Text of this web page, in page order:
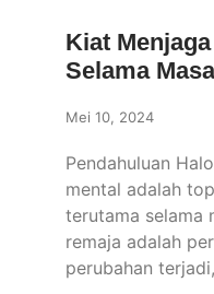
Kiat
Selama
Mei 10, 2024
Pendahuluan
mental adalah
terutama selama
remaja adalah
perubahan